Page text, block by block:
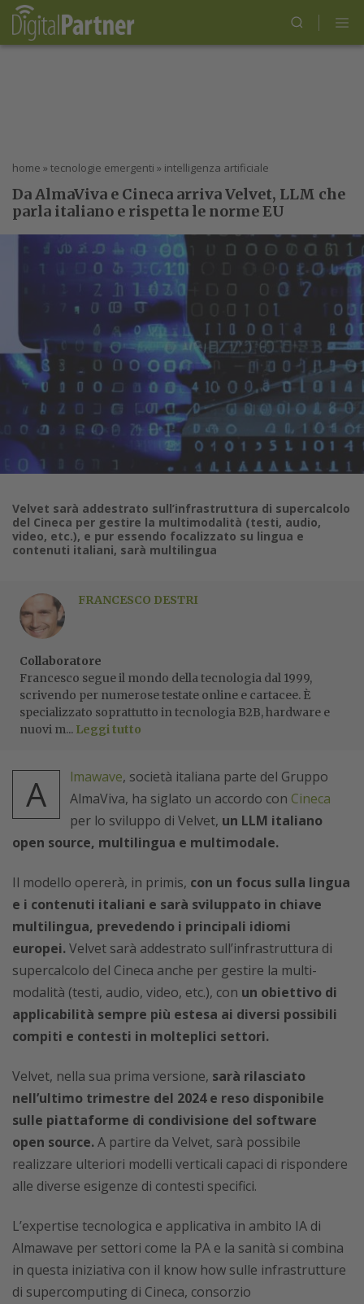
home » tecnologie emergenti » intelligenza artificiale
Da AlmaViva e Cineca arriva Velvet, LLM che
parla italiano e rispetta le norme EU
Velvet sarà addestrato sull’infrastruttura di supercalcolo
del Cineca per gestire la multimodalità (testi, audio,
video, etc.), e pur essendo focalizzato su lingua e
contenuti italiani, sarà multilingua
FRANCESCO DESTRI
Collaboratore
Francesco segue il mondo della tecnologia dal 1999,
scrivendo per numerose testate online e cartacee. È
specializzato soprattutto in tecnologia B2B, hardware e
nuovi m... Leggi tutto
A lmawave, società italiana parte del Gruppo
AlmaViva, ha siglato un accordo con Cineca
per lo sviluppo di Velvet, un LLM italiano
open source, multilingua e multimodale.
Il modello opererà, in primis, con un focus sulla lingua
e i contenuti italiani e sarà sviluppato in chiave
multilingua, prevedendo i principali idiomi
europei.Velvet sarà addestrato sull’infrastruttura di
supercalcolo del Cineca anche per gestire la multi-
modalità (testi, audio, video, etc.), con un obiettivo di
applicabilità sempre più estesa ai diversi possibili
compiti e contesti in molteplici settori.
Velvet, nella sua prima versione, sarà rilasciato
nell’ultimo trimestre del 2024 e reso disponibile
sulle piattaforme di condivisione del software
open source.A partire da Velvet, sarà possibile
realizzare ulteriori modelli verticali capaci di rispondere
alle diverse esigenze di contesti specifici.
L’expertise tecnologica e applicativa in ambito IA di
Almawave per settori come la PA e la sanità si combina
in questa iniziativa con il know how sulle infrastrutture
di supercomputing di Cineca, consorzio